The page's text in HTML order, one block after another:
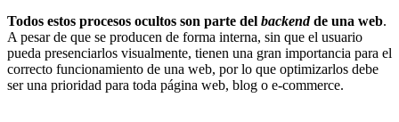
Todos estos procesos ocultos son parte del backendde una web.
A pesar de que se producen de forma interna, sin que el usuario
pueda presenciarlos visualmente, tienen una gran importancia para el
correcto funcionamiento de una web, por lo que optimizarlos debe
ser una prioridad para toda página web, blog o e-commerce.